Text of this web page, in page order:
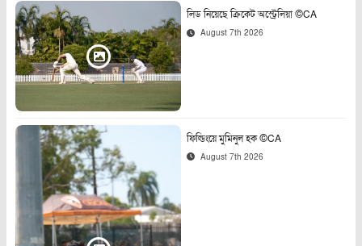
লিড নিয়েছে ক্রিকেট অস্ট্রেলিয়া ©CA
August 7th 2026
ফিল্ডিংয়ে মুমিনুল হক ©CA
August 7th 2026